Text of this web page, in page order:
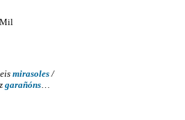
Mil
mirasoles /
garañóns